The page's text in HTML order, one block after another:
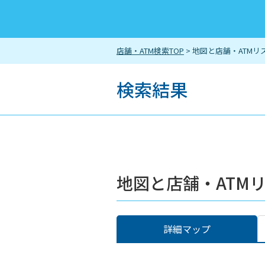
店舗・ATM検索TOP > 地図と店舗・ATMリ
検索結果
地図と店舗・ATM
詳細マップ